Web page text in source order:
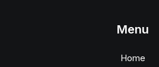
Menu
Home